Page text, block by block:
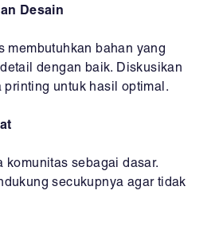
Desain
membutuhkan bahan yang
dengan baik. Diskusikan
untuk hasil optimal.
komunitas sebagai dasar.
secukupnya agar tidak